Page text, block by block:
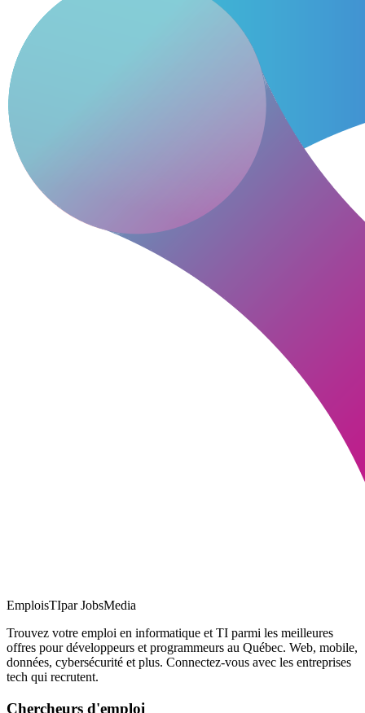
EmploisTIpar JobsMedia
Trouvez votre emploi en informatique et TI parmi les meilleures
offres pour développeurs et programmeurs au Québec. Web, mobile,
données, cybersécurité et plus. Connectez-vous avec les entreprises
tech qui recrutent.
Chercheurs d'emploi